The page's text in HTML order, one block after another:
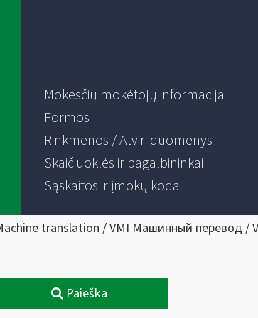
Mokesčių mokėtojų informacija
Formos
Rinkmenos / Atviri duomenys
Skaičiuoklės ir pagalbininkai
Sąskaitos ir įmokų kodai
translation / VMI Машинный перевод /
Paieška